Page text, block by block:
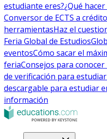
estudiante eres?¿Qué
Conversor de ECTS a
herramientasHaz el
Feria Global de Estudios
eventosCómo sacar el
feriaConsejos para
de verificación para
descargable para estudiar
información